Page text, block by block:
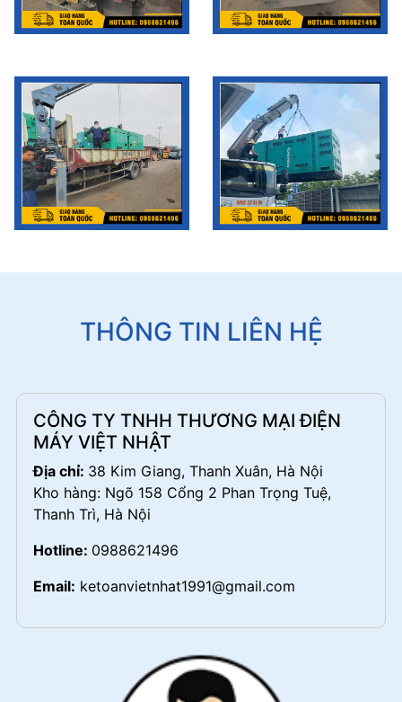
THÔNG TIN LIÊN HỆ
CÔNG TY TNHH THƯƠNG MẠI ĐIỆN
MÁY VIỆT NHẬT
Địa chỉ: 38 Kim Giang, Thanh Xuân, Hà Nội
Kho hàng: Ngõ 158 Cổng 2 Phan Trọng Tuệ,
Thanh Trì, Hà Nội
Hotline: 0988621496
Email: ketoanvietnhat1991@gmail.com